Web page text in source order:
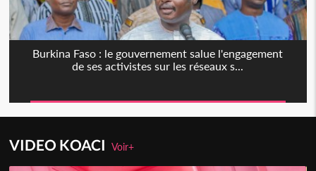
Burkina Faso : le gouvernement salue l'engagement
de ses activistes sur les réseaux s...
VIDEO KOACIVoir+